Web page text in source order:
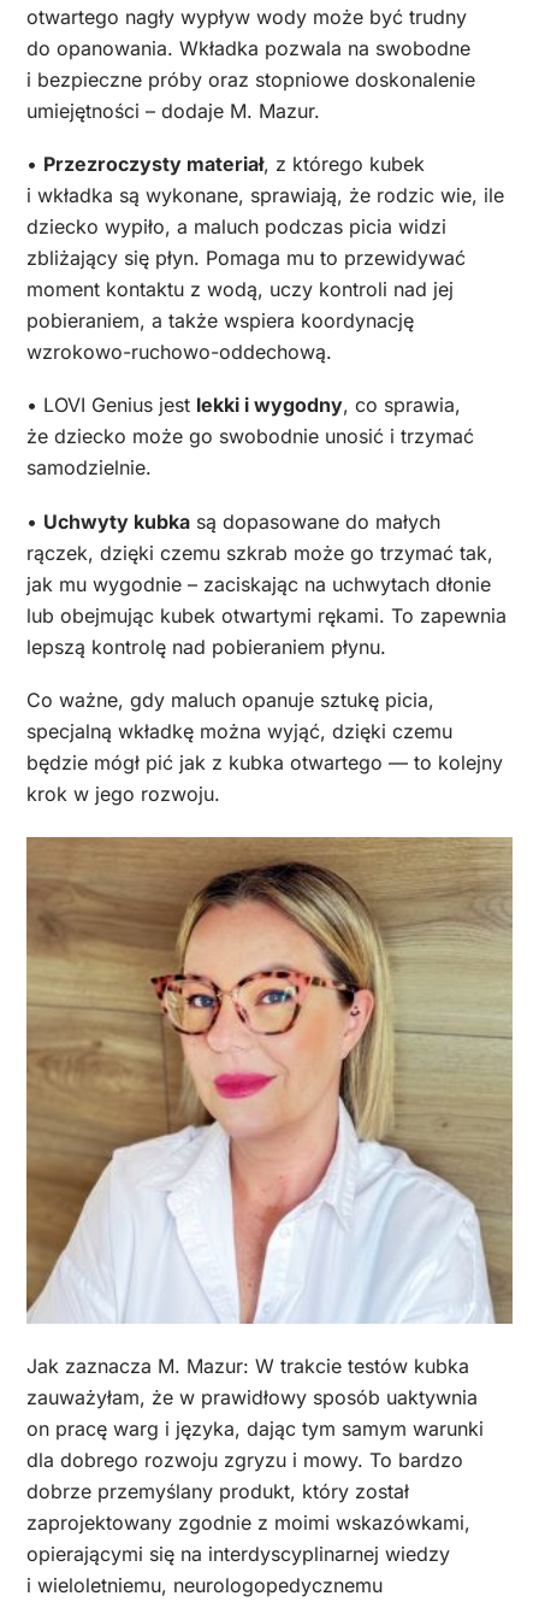
otwartego nagły wypływ wody może być trudny
do opanowania. Wkładka pozwala na swobodne
i bezpieczne próby oraz stopniowe doskonalenie
umiejętności – dodaje M. Mazur.
• Przezroczysty materiał, z którego kubek
i wkładka są wykonane, sprawiają, że rodzic wie, ile
dziecko wypiło, a maluch podczas picia widzi
zbliżający się płyn. Pomaga mu to przewidywać
moment kontaktu z wodą, uczy kontroli nad jej
pobieraniem, a także wspiera koordynację
wzrokowo-ruchowo-oddechową.
• LOVI Genius jest lekki i wygodny, co sprawia,
że dziecko może go swobodnie unosić i trzymać
samodzielnie.
• Uchwyty kubka są dopasowane do małych
rączek, dzięki czemu szkrab może go trzymać tak,
jak mu wygodnie – zaciskając na uchwytach dłonie
lub obejmując kubek otwartymi rękami. To zapewnia
lepszą kontrolę nad pobieraniem płynu.
Co ważne, gdy maluch opanuje sztukę picia,
specjalną wkładkę można wyjąć, dzięki czemu
będzie mógł pić jak z kubka otwartego — to kolejny
krok w jego rozwoju.
Jak zaznacza M. Mazur: W trakcie testów kubka
zauważyłam, że w prawidłowy sposób uaktywnia
on pracę warg i języka, dając tym samym warunki
dla dobrego rozwoju zgryzu i mowy. To bardzo
dobrze przemyślany produkt, który został
zaprojektowany zgodnie z moimi wskazówkami,
opierającymi się na interdyscyplinarnej wiedzy
i wieloletniemu, neurologopedycznemu